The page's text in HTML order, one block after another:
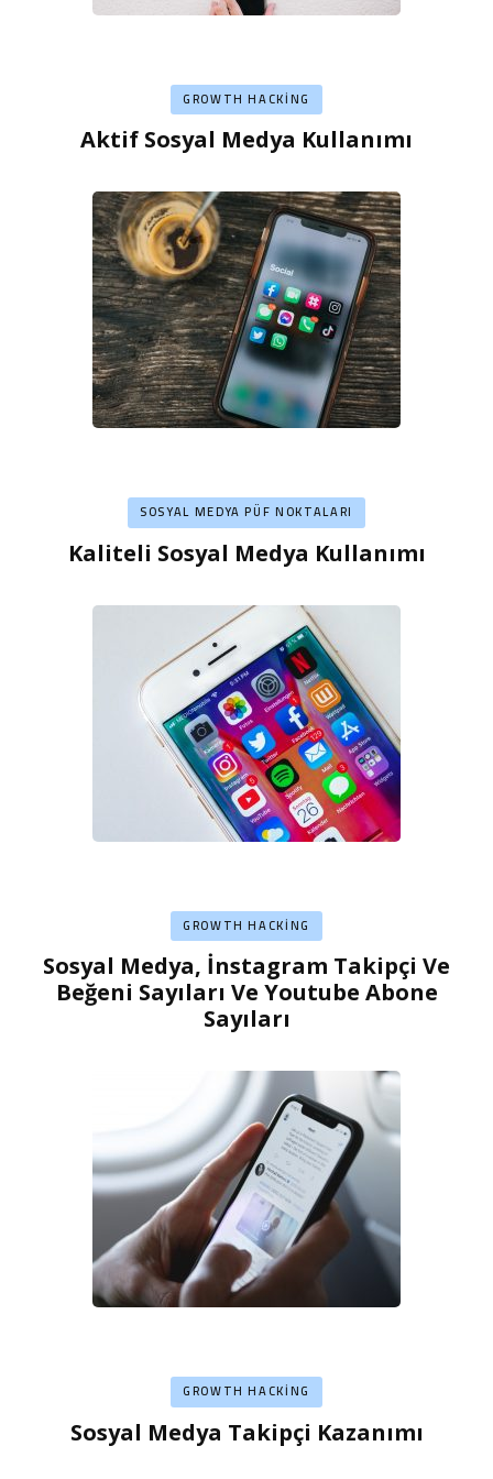
GROWTH HACKING
Aktif Sosyal Medya Kullanımı
SOSYAL MEDYA PÜF NOKTALARI
Kaliteli Sosyal Medya Kullanımı
GROWTH HACKING
Sosyal Medya, İnstagram Takipçi Ve
Beğeni Sayıları Ve Youtube Abone
Sayıları
GROWTH HACKING
Sosyal Medya Takipçi Kazanımı